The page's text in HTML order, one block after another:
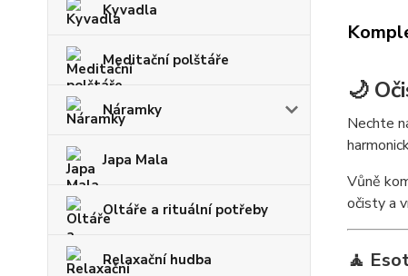
Kyvadla
Meditační polštáře
Náramky
Japa Mala
Oltáře a rituální potřeby
Relaxační hudba
🌙
Nechte
Vůně
očisty a
🧘